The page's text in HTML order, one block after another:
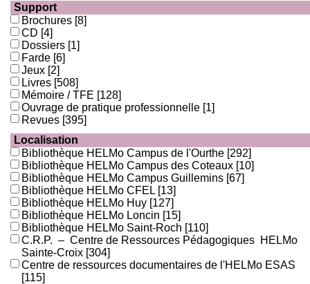
Support
Brochures [8]
CD [4]
Dossiers [1]
Farde [6]
Jeux [2]
Livres [508]
Mémoire / TFE [128]
Ouvrage de pratique professionnelle [1]
Revues [395]
Localisation
Bibliothèque HELMo Campus de l'Ourthe [292]
Bibliothèque HELMo Campus des Coteaux [10]
Bibliothèque HELMo Campus Guillemins [67]
Bibliothèque HELMo CFEL [13]
Bibliothèque HELMo Huy [127]
Bibliothèque HELMo Loncin [15]
Bibliothèque HELMo Saint-Roch [110]
C.R.P. – Centre de Ressources Pédagogiques HELMo
Sainte-Croix [304]
Centre de ressources documentaires de l'HELMo ESAS
[115]